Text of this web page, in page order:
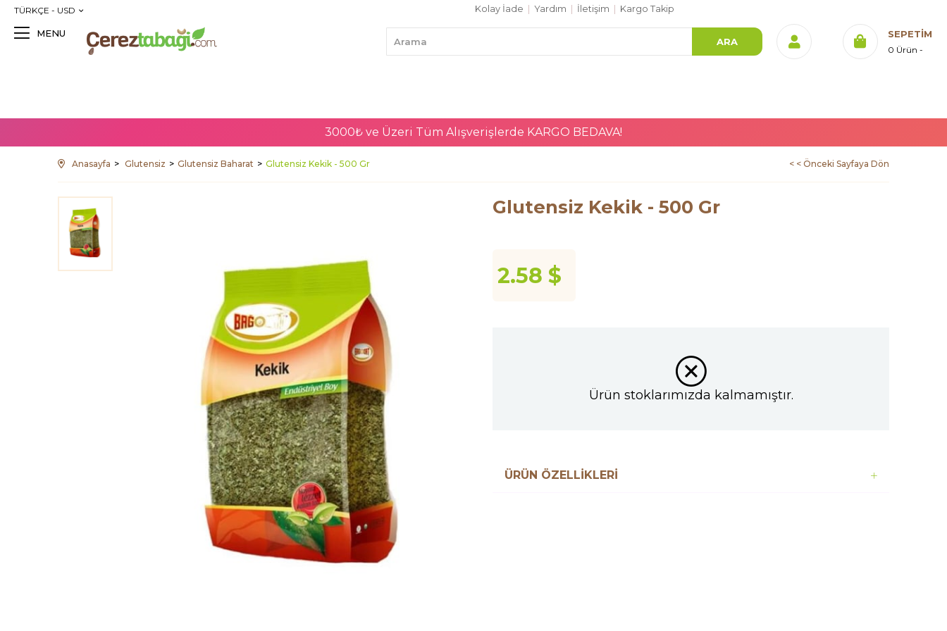
MENU SEPETIM
0 Ürün
TÜRKÇE - USD Kolay İade Yardım İletişim Kargo Takip
3000₺ ve Üzeri Tüm Alışverişlerde KARGO BEDAVA!
Anasayfa Glutensiz Glutensiz Baharat Glutensiz Kekik - 500 Gr < < Önceki Sayfaya Dön
Glutensiz Kekik - 500 Gr
2.58 $
Ürün stoklarımızda kalmamıştır.
ÜRÜN ÖZELLIKLERI